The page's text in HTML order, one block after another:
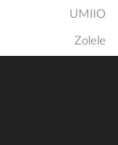
UMIIO
Zolele